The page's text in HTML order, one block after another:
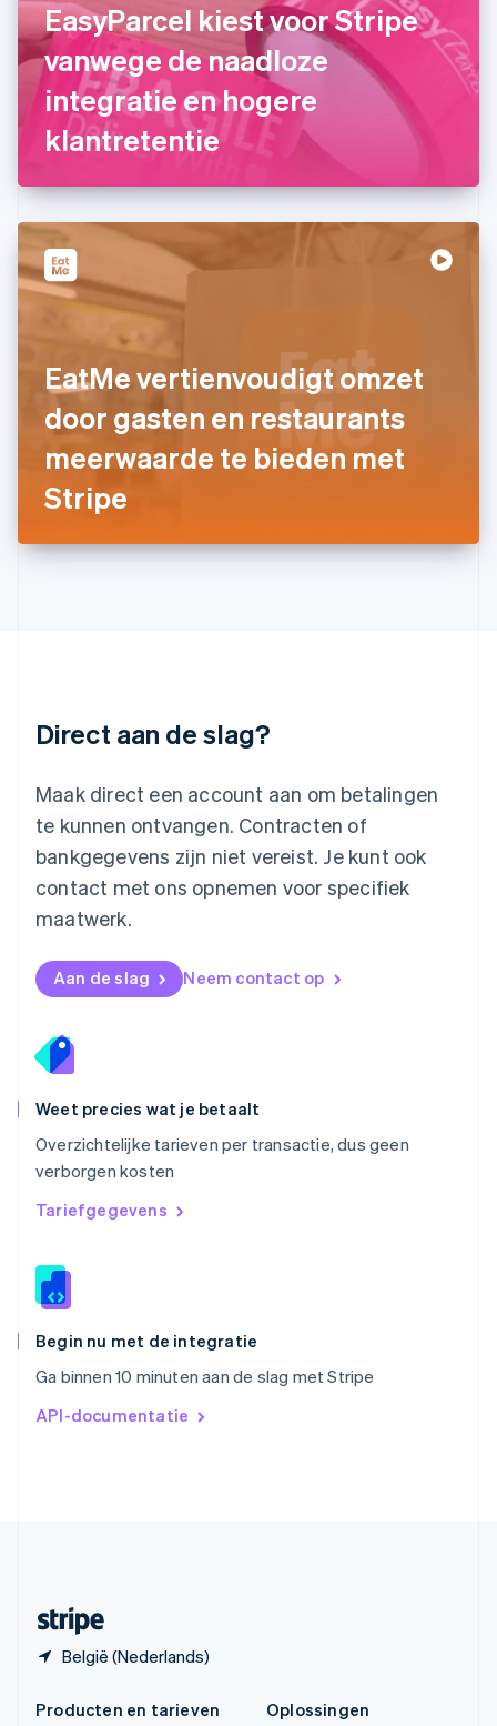
EasyParcel kiest voor Stripe
vanwege de naadloze
integratie en hogere
klantretentie
EatMe vertienvoudigt omzet
door gasten en restaurants
meerwaarde te bieden met
Stripe
Direct aan de slag?
Maak direct een account aan om betalingen
te kunnen ontvangen. Contracten of
bankgegevens zijn niet vereist. Je kunt ook
contact met ons opnemen voor specifiek
maatwerk.
Aan de slag Neem contact op
Weet precies wat je betaalt
Overzichtelijke tarieven per transactie, dus geen
verborgen kosten
Tariefgegevens
Begin nu met de integratie
Ga binnen 10 minuten aan de slag met Stripe
API-documentatie
België (Nederlands)
FrançaisEnglish
Gibraltar
English
Griekenland
English
Hongarije
Hongkong SAR, China
Ierland
English
India
English
English
Japan
日本語English
Kroatië
English Italiano
Letland
English
Liechtenstein
Deutsch
Litouwen
Mexico
Español English
NederlandsEnglish
Nieuw-Zeeland
English
Noorwegen
English
DeutschEnglish
English
Portugal
Roemenië
English
English简体中文
EnglishItaliano
Slowakije
English
Spanje
Thailand
Tsjechië
English
简体中文English
English
Producten en tarieven
Oplossingen